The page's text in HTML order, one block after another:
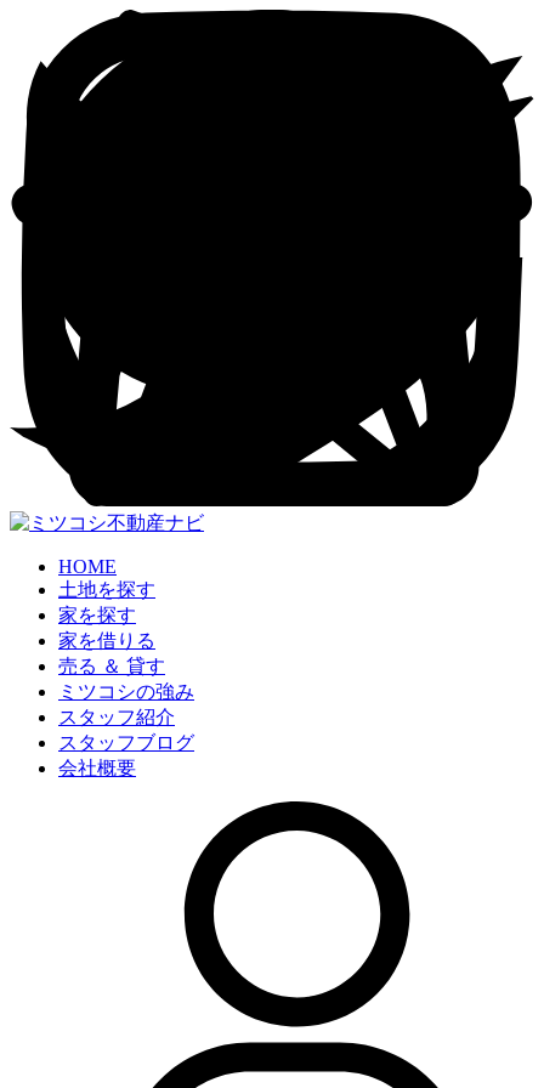
HOME
土地を探す
家を探す
家を借りる
売る ＆ 貸す
ミツコシの強み
スタッフ紹介
スタッフブログ
会社概要